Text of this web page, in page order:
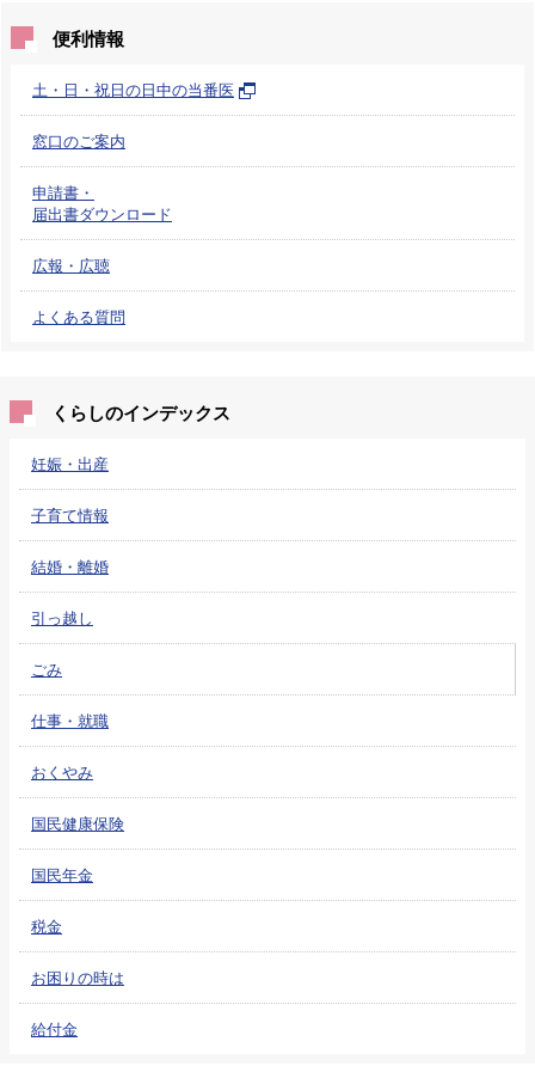
便利情報
土・日・祝日の日中の当番医
窓口のご案内
申請書・
届出書ダウンロード
広報・広聴
よくある質問
くらしのインデックス
妊娠・出産
子育て情報
結婚・離婚
引っ越し
ごみ
仕事・就職
おくやみ
国民健康保険
国民年金
税金
お困りの時は
給付金